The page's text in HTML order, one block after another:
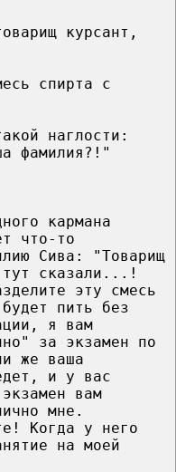
курсант,
спирта с
наглости:
фамилия?!"
кармана
что-то
Сива: "Товарищ
сказали...!
эту смесь
пить без
я вам
за экзамен по
же ваша
и у вас
вам
мне.
Когда у него
на моей